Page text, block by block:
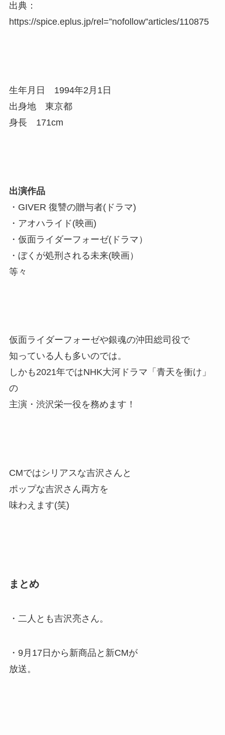
出典：
https://spice.eplus.jp/rel=”nofollow”articles/110875
生年月日 1994年2月1日
出身地 東京都
身長 171cm
出演作品
・GIVER 復讐の贈与者(ドラマ)
・アオハライド(映画)
・仮面ライダーフォーゼ(ドラマ）
・ぼくが処刑される未来(映画）
等々
仮面ライダーフォーゼや銀魂の沖田総司役で
知っている人も多いのでは。
しかも2021年ではNHK大河ドラマ「青天を衝け」
の
主演・渋沢栄一役を務めます！
CMではシリアスな吉沢さんと
ポップな吉沢さん両方を
味わえます(笑)
まとめ
・二人とも吉沢亮さん。
・9月17日から新商品と新CMが
放送。